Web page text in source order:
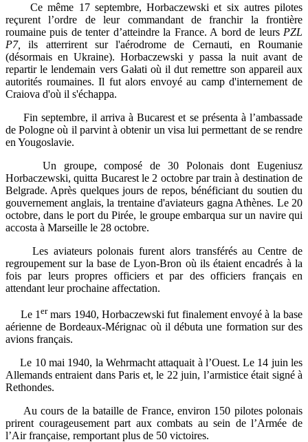
Ce même 17 septembre, Horbaczewski et six autres pilotes
reçurent l’ordre de leur commandant de franchir la frontière
roumaine puis de tenter d’atteindre la France. A bord de leurs PZL
P7,ils atterrirent sur l'aérodrome de Cernauti, en Roumanie
(désormais en Ukraine). Horbaczewski y passa la nuit avant de
repartir le lendemain vers Gałati où il dut remettre son appareil aux
autorités roumaines. Il fut alors envoyé au camp d'internement de
Craiova d'où il s'échappa.
Fin septembre, il arriva à Bucarest et se présenta à l’ambassade
de Pologne où il parvint à obtenir un visa lui permettant de se rendre
en Yougoslavie.
Un groupe, composé de 30 Polonais dont Eugeniusz
Horbaczewski, quitta Bucarest le 2 octobre par train à destination de
Belgrade. Après quelques jours de repos, bénéficiant du soutien du
gouvernement anglais, la trentaine d'aviateurs gagna Athènes. Le 20
octobre, dans le port du Pirée, le groupe embarqua sur un navire qui
accosta à Marseille le 28 octobre.
Les aviateurs polonais furent alors transférés au Centre de
regroupement sur la base de Lyon-Bron où ils étaient encadrés à la
fois par leurs propres officiers et par des officiers français en
attendant leur prochaine affectation.
Le 1 ermars 1940, Horbaczewski fut finalement envoyé à la base
aérienne de Bordeaux-Mérignac où il débuta une formation sur des
avions français.
Le 10 mai 1940, la Wehrmacht attaquait à l’Ouest. Le 14 juin les
Allemands entraient dans Paris et, le 22 juin, l’armistice était signé à
Rethondes.
Au cours de la bataille de France, environ 150 pilotes polonais
prirent courageusement part aux combats au sein de l’Armée de
l’Air française, remportant plus de 50 victoires.